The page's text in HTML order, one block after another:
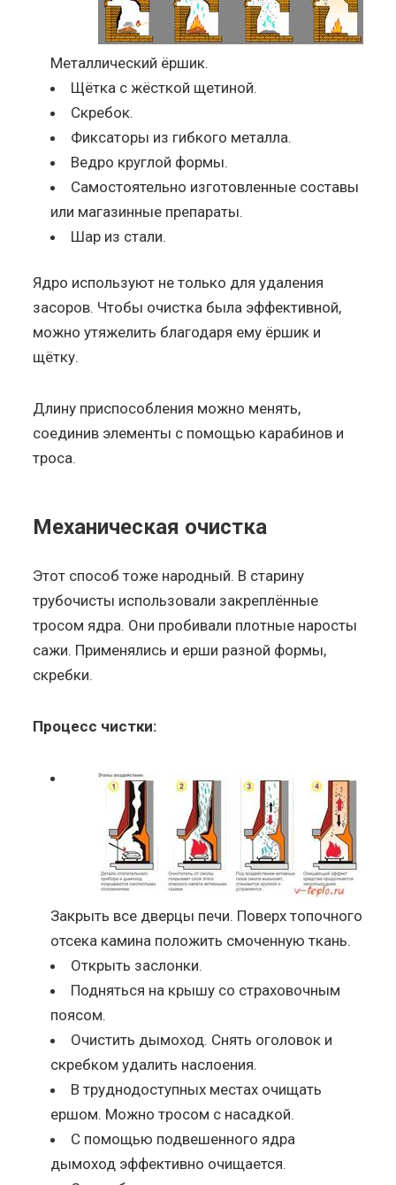
Металлический ёршик.
Щётка с жёсткой щетиной.
Скребок.
Фиксаторы из гибкого металла.
Ведро круглой формы.
Самостоятельно изготовленные составы
или магазинные препараты.
Шар из стали.
Ядро используют не только для удаления
засоров. Чтобы очистка была эффективной,
можно утяжелить благодаря ему ёршик и
щётку.
Длину приспособления можно менять,
соединив элементы с помощью карабинов и
троса.
Механическая очистка
Этот способ тоже народный. В старину
трубочисты использовали закреплённые
тросом ядра. Они пробивали плотные наросты
сажи. Применялись и ерши разной формы,
скребки.
Процесс чистки:
Закрыть все дверцы печи. Поверх топочного
отсека камина положить смоченную ткань.
Открыть заслонки.
Подняться на крышу со страховочным
поясом.
Очистить дымоход. Снять оголовок и
скребком удалить наслоения.
В труднодоступных местах очищать
ершом. Можно тросом с насадкой.
С помощью подвешенного ядра
дымоход эффективно очищается.